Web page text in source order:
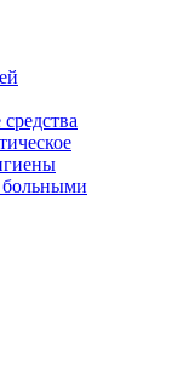
больными